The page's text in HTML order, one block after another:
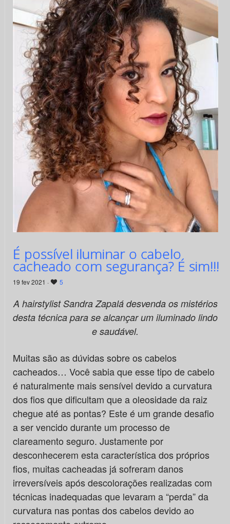
É possível iluminar o cabelo
cacheado com segurança? É sim!!!
19 fev 2021 · 5
A hairstylist Sandra Zapalá desvenda os mistérios
desta técnica para se alcançar um iluminado lindo
e saudável.
Muitas são as dúvidas sobre os cabelos
cacheados… Você sabia que esse tipo de cabelo
é naturalmente mais sensível devido a curvatura
dos fios que dificultam que a oleosidade da raiz
chegue até as pontas? Este é um grande desafio
a ser vencido durante um processo de
clareamento seguro. Justamente por
desconhecerem esta característica dos próprios
fios, muitas cacheadas já sofreram danos
irreversíveis após descolorações realizadas com
técnicas inadequadas que levaram a “perda” da
curvatura nas pontas dos cabelos devido ao